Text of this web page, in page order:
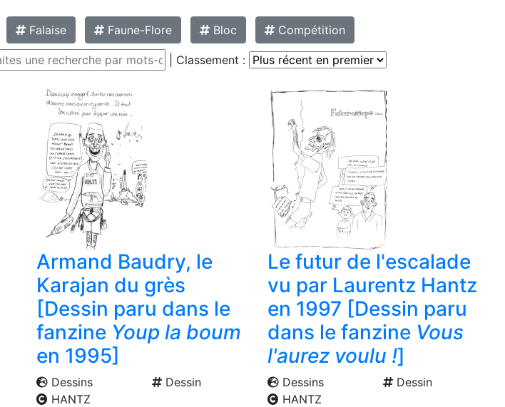
Falaise Faune-Flore Bloc Compétition
| Classement :
Armand Baudry, le
Karajan du grès
[Dessin paru dans le
fanzine Youp la boum
en 1995]
Dessins
Dessin
HANTZ
Le futur de l'escalade
vu par Laurentz Hantz
en 1997 [Dessin paru
dans le fanzine Vous
l'aurez voulu !]
Dessins
Dessin
HANTZ